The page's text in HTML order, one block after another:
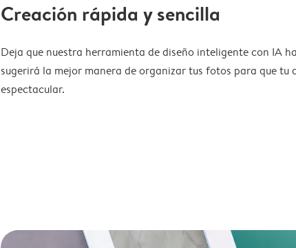
Creación rápida y sencilla
Deja que nuestra herramienta de diseño inteligente con IA
sugerirá la mejor manera de organizar tus fotos para que tu
espectacular.